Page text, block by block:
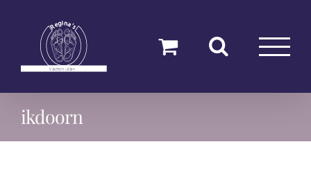
ikdoorn